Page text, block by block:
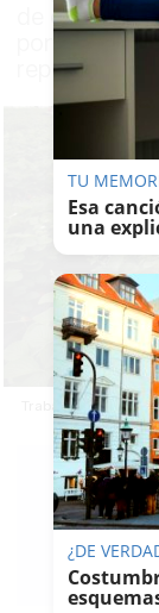
de empleo
poner fin a
repetidas"
Trabajadores
09/
TU
Esa
una
¿DE